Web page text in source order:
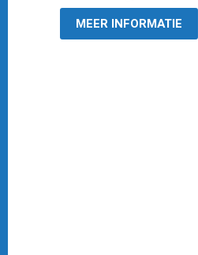
€ 34,95.
€ 14,95.
MEER INFORMATIE